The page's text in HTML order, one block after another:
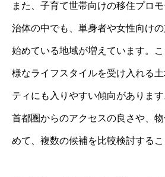
また、子育て世帯向けの移住プロ
治体の中でも、単身者や女性向け
始めている地域が増えています。
様なライフスタイルを受け入れる
ティにも入りやすい傾向があります
首都圏からのアクセスの良さや、
めて、複数の候補を比較検討するこ